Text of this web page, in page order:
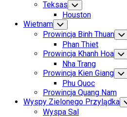
Teksas Toggle
Child
Menu
Houston
Wietnam Toggle
Child
Menu
Prowincja Binh Thuan
Phan Thiet
Prowincja Khanh Hoa
Nha Trang
Prowincja Kien Giang
Phu Quoc
Prowincja Quang Nam
Wyspy Zielonego Przylądka
Wyspa Sal